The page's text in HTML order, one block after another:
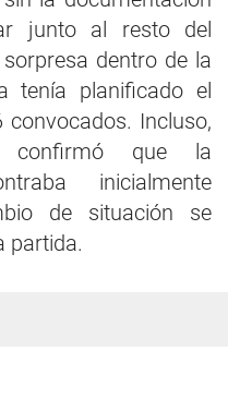
junto al resto del
dentro de la
tenía planificado el
Incluso,
confirmó que la
inicialmente
de situación se
partida.